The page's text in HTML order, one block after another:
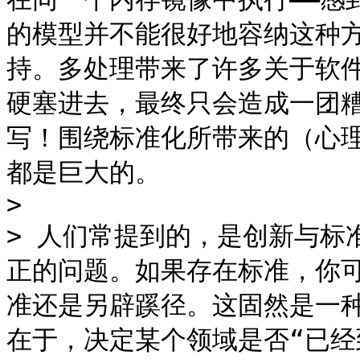
的模型并不能很好地容纳这
持。多处理带来了许多关于软
硬塞进去，最终只会造成一团
写！围绕标准化所带来的（心
都是巨大的。
>
> 人们常提到的，是创新与标
正的问题。如果存在标准，你
准还是另辟蹊径。这固然是一
在于，决定某个领域是否“已